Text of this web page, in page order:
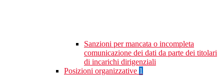
Sanzioni per mancata o incompleta
comunicazione dei dati da parte dei titolari
di incarichi dirigenziali
Posizioni organizzative 1